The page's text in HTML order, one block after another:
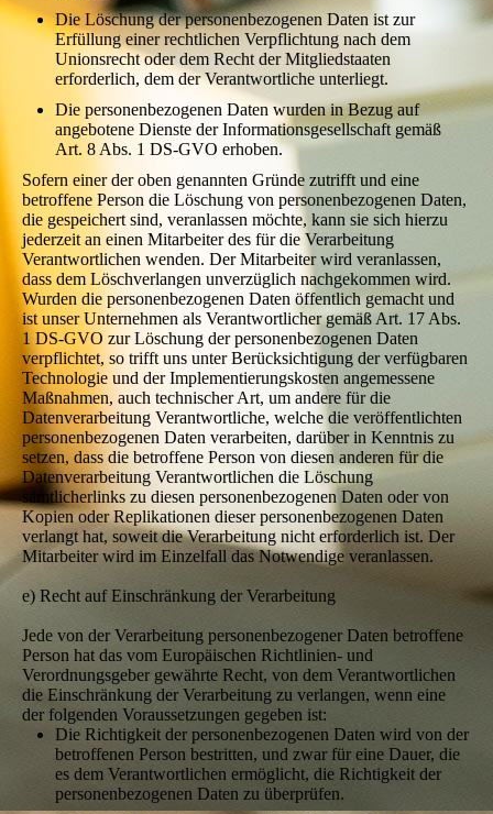
Die Löschung der personenbezogenen Daten ist zur
Erfüllung einer rechtlichen Verpflichtung nach dem
Unionsrecht oder dem Recht der Mitgliedstaaten
erforderlich, dem der Verantwortliche unterliegt.
Die personenbezogenen Daten wurden in Bezug auf
angebotene Dienste der Informationsgesellschaft gemäß
Art. 8 Abs. 1 DS-GVO erhoben.
Sofern einer der oben genannten Gründe zutrifft und eine
betroffene Person die Löschung von personenbezogenen Daten,
die gespeichert sind, veranlassen möchte, kann sie sich hierzu
jederzeit an einen Mitarbeiter des für die Verarbeitung
Verantwortlichen wenden. Der Mitarbeiter wird veranlassen,
dass dem Löschverlangen unverzüglich nachgekommen wird.
Wurden die personenbezogenen Daten öffentlich gemacht und
ist unser Unternehmen als Verantwortlicher gemäß Art. 17 Abs.
1 DS-GVO zur Löschung der personenbezogenen Daten
verpflichtet, so trifft uns unter Berücksichtigung der verfügbaren
Technologie und der Implementierungskosten angemessene
Maßnahmen, auch technischer Art, um andere für die
Datenverarbeitung Verantwortliche, welche die veröffentlichten
personenbezogenen Daten verarbeiten, darüber in Kenntnis zu
setzen, dass die betroffene Person von diesen anderen für die
Datenverarbeitung Verantwortlichen die Löschung
sämtlicherlinks zu diesen personenbezogenen Daten oder von
Kopien oder Replikationen dieser personenbezogenen Daten
verlangt hat, soweit die Verarbeitung nicht erforderlich ist. Der
Mitarbeiter wird im Einzelfall das Notwendige veranlassen.
e) Recht auf Einschränkung der Verarbeitung
Jede von der Verarbeitung personenbezogener Daten betroffene
Person hat das vom Europäischen Richtlinien- und
Verordnungsgeber gewährte Recht, von dem Verantwortlichen
die Einschränkung der Verarbeitung zu verlangen, wenn eine
der folgenden Voraussetzungen gegeben ist:
Die Richtigkeit der personenbezogenen Daten wird von der
betroffenen Person bestritten, und zwar für eine Dauer, die
es dem Verantwortlichen ermöglicht, die Richtigkeit der
personenbezogenen Daten zu überprüfen.